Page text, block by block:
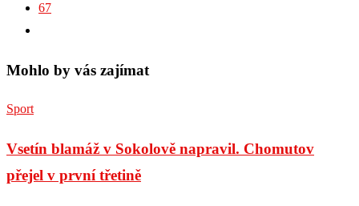
67
Mohlo by vás zajímat
Sport
Vsetín blamáž v Sokolově napravil. Chomutov
přejel v první třetině